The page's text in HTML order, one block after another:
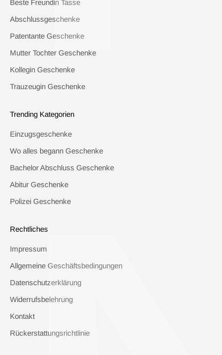
Beste Freundin Tasse
Abschlussgeschenke
Patentante Geschenke
Mutter Tochter Geschenke
Kollegin Geschenke
Trauzeugin Geschenke
Trending Kategorien
Einzugsgeschenke
Wo alles begann Geschenke
Bachelor Abschluss Geschenke
Abitur Geschenke
Polizei Geschenke
Rechtliches
Impressum
Allgemeine Geschäftsbedingungen
Datenschutzerklärung
Widerrufsbelehrung
Kontakt
Rückerstattungsrichtlinie